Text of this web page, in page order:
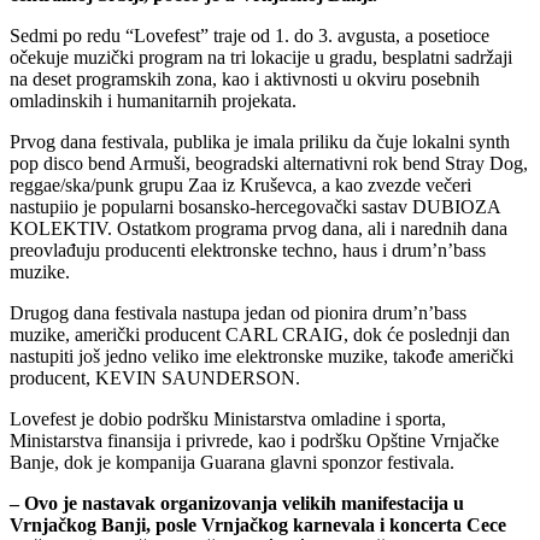
Sedmi po redu “Lovefest” traje od 1. do 3. avgusta, a posetioce
očekuje muzički program na tri lokacije u gradu, besplatni sadržaji
na deset programskih zona, kao i aktivnosti u okviru posebnih
omladinskih i humanitarnih projekata.
Prvog dana festivala, publika je imala priliku da čuje lokalni synth
pop disco bend Armuši, beogradski alternativni rok bend Stray Dog,
reggae/ska/punk grupu Zaa iz Kruševca, a kao zvezde večeri
nastupiio je popularni bosansko-hercegovački sastav DUBIOZA
KOLEKTIV. Ostatkom programa prvog dana, ali i narednih dana
preovlađuju producenti elektronske techno, haus i drum’n’bass
muzike.
Drugog dana festivala nastupa jedan od pionira drum’n’bass
muzike, američki producent CARL CRAIG, dok će poslednji dan
nastupiti još jedno veliko ime elektronske muzike, takođe američki
producent, KEVIN SAUNDERSON.
Lovefest je dobio podršku Ministarstva omladine i sporta,
Ministarstva finansija i privrede, kao i podršku Opštine Vrnjačke
Banje, dok je kompanija Guarana glavni sponzor festivala.
– Ovo je nastavak organizovanja velikih manifestacija u
Vrnjačkog Banji, posle Vrnjačkog karnevala i koncerta Cece